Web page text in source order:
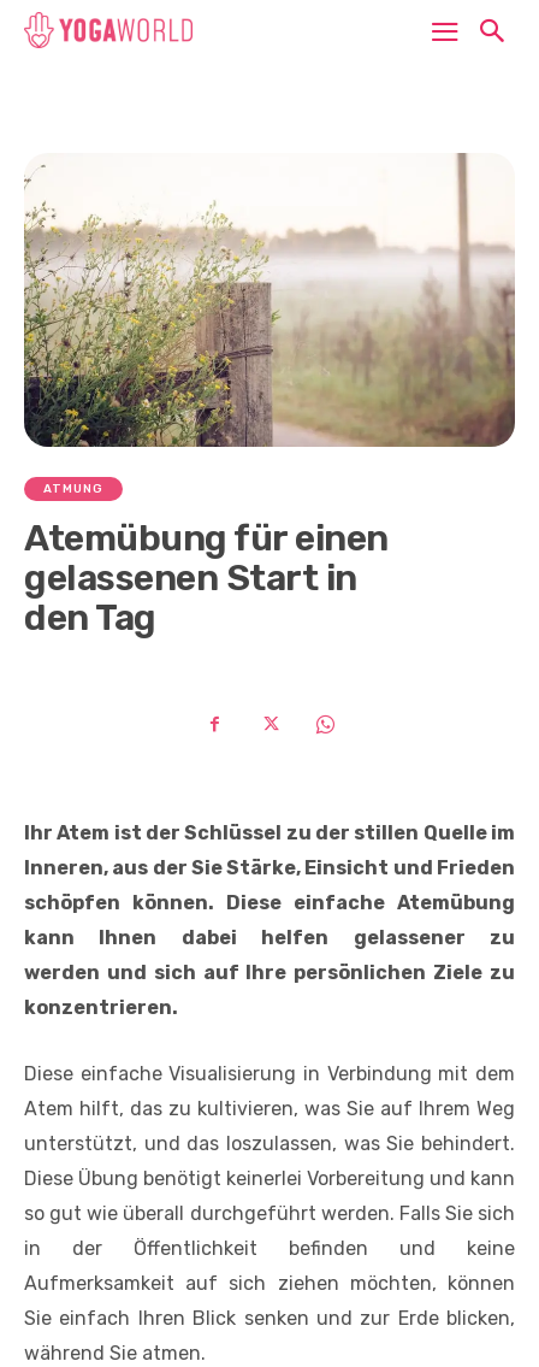
ATMUNG
Atemübung für einen
gelassenen Start in
den Tag
Ihr Atem ist der Schlüssel zu der stillen Quelle im
Inneren, aus der Sie Stärke, Einsicht und Frieden
schöpfen können. Diese einfache Atemübung
kann Ihnen dabei helfen gelassener zu
werden und sich auf Ihre persönlichen Ziele zu
konzentrieren.
Diese einfache Visualisierung in Verbindung mit dem
Atem hilft, das zu kultivieren, was Sie auf Ihrem Weg
unterstützt, und das loszulassen, was Sie behindert.
Diese Übung benötigt keinerlei Vorbereitung und kann
so gut wie überall durchgeführt werden. Falls Sie sich
in der Öffentlichkeit befinden und keine
Aufmerksamkeit auf sich ziehen möchten, können
Sie einfach Ihren Blick senken und zur Erde blicken,
während Sie atmen.